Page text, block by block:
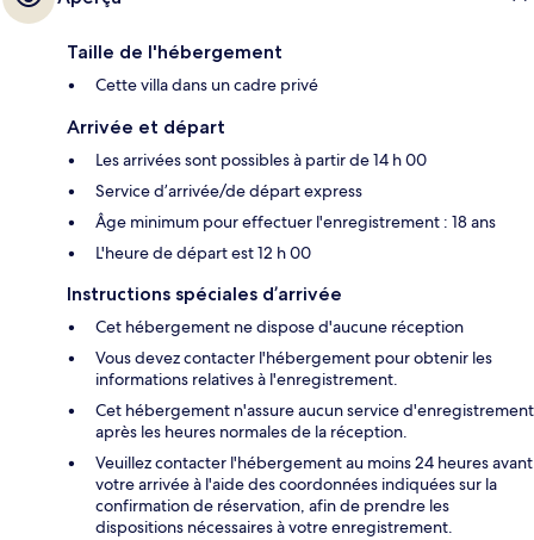
Taille de l'hébergement
Cette villa dans un cadre privé
Arrivée et départ
Les arrivées sont possibles à partir de 14 h 00
Service d’arrivée/de départ express
Âge minimum pour effectuer l'enregistrement : 18 ans
L'heure de départ est 12 h 00
Instructions spéciales d’arrivée
Cet hébergement ne dispose d'aucune réception
Vous devez contacter l'hébergement pour obtenir les
informations relatives à l'enregistrement.
Cet hébergement n'assure aucun service d'enregistrement
après les heures normales de la réception.
Veuillez contacter l'hébergement au moins 24 heures avant
votre arrivée à l'aide des coordonnées indiquées sur la
confirmation de réservation, afin de prendre les
dispositions nécessaires à votre enregistrement.